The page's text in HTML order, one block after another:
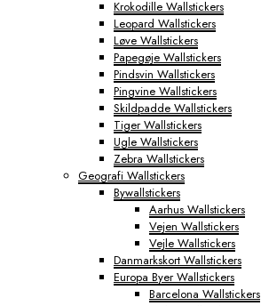
Krokodille Wallstickers
Leopard Wallstickers
Løve Wallstickers
Papegøje Wallstickers
Pindsvin Wallstickers
Pingvine Wallstickers
Skildpadde Wallstickers
Tiger Wallstickers
Ugle Wallstickers
Zebra Wallstickers
Geografi Wallstickers
Bywallstickers
Aarhus Wallstickers
Vejen Wallstickers
Vejle Wallstickers
Danmarkskort Wallstickers
Europa Byer Wallstickers
Barcelona Wallstickers